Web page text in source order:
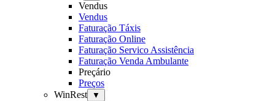
Vendus
Vendus
Faturação Táxis
Faturação Online
Faturação Servico Assistência
Faturação Venda Ambulante
Preçário
Preços
WinRest
▼